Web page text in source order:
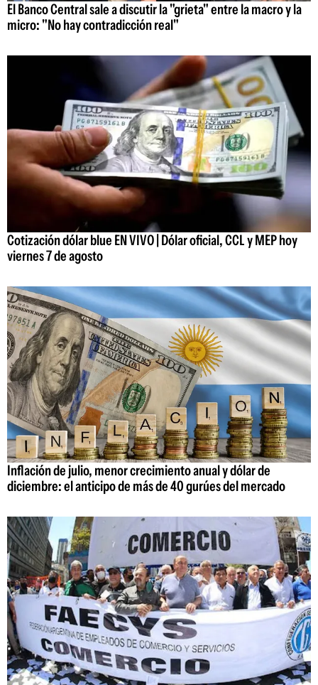
El Banco Central sale a discutir la "grieta" entre la macro y la
micro: "No hay contradicción real"
Cotización dólar blue EN VIVO | Dólar oficial, CCL y MEP hoy
viernes 7 de agosto
Inflación de julio, menor crecimiento anual y dólar de
diciembre: el anticipo de más de 40 gurúes del mercado